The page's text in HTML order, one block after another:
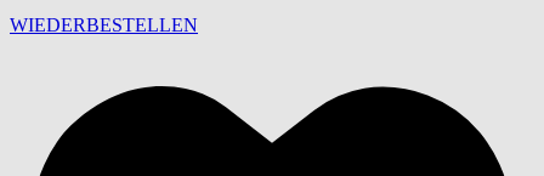
WIEDERBESTELLEN